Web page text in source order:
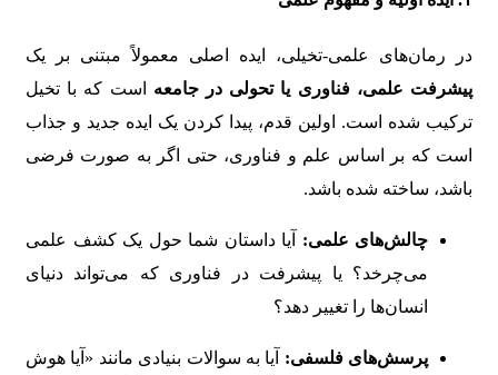
در رمان‌های علمی-تخیلی، ایده اصلی معمولاً مبتنی بر یک
پیشرفت علمی، فناوری یا تحولی در جامعه است که با تخیل
ترکیب شده است. اولین قدم، پیدا کردن یک ایده جدید و جذاب
است که بر اساس علم و فناوری، حتی اگر به صورت فرضی
باشد، ساخته شده باشد.
چالش‌های علمی: آیا داستان شما حول یک کشف علمی
می‌چرخد؟ یا پیشرفت در فناوری که می‌تواند دنیای
انسان‌ها را تغییر دهد؟
پرسش‌های فلسفی: آیا به سوالات بنیادی مانند «آیا هوش